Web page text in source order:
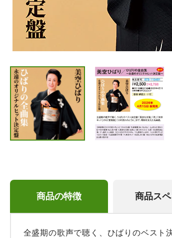
商品の特徴 商品ス
全盛期の歌声で聴く、ひばりのベスト